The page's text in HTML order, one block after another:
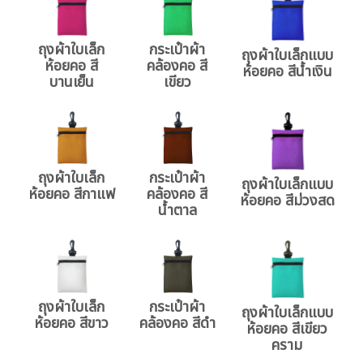
ถุงผ้าใบเล็ก
ห้อยคอ สี
บานเย็น
กระเป๋าผ้า
คล้องคอ สี
เขียว
ถุงผ้าใบเล็กแบบ
ห้อยคอ สีน้ำเงิน
ถุงผ้าใบเล็ก
ห้อยคอ สีกาแฟ
กระเป๋าผ้า
คล้องคอ สี
น้ำตาล
ถุงผ้าใบเล็กแบบ
ห้อยคอ สีม่วงสด
ถุงผ้าใบเล็ก
ห้อยคอ สีขาว
กระเป๋าผ้า
คล้องคอ สีดำ ถุงผ้าใบเล็กแบบ
ห้อยคอ สีเขียว
คราม